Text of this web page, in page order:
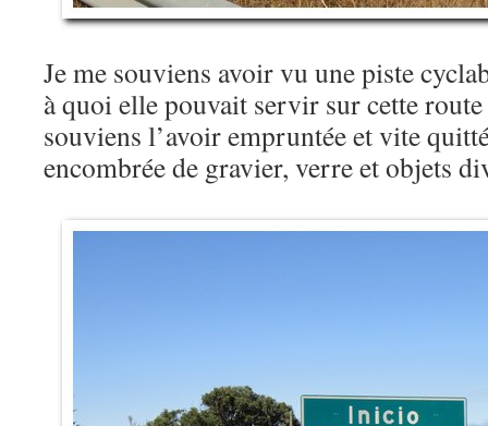
Je me souviens avoir vu une piste
à quoi elle pouvait servir sur cette route
souviens l’avoir empruntée et vite
encombrée de gravier, verre et objets